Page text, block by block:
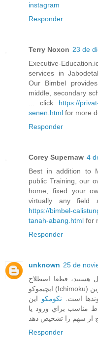
instagram
Responder
Terry Noxon 23 de
Executive-
services in
Our Bimbel
middle, secondary
... click https://
senen.html for more
Responder
Corey Supernaw 4
Best in addition to
public Training, our
home, fixed your
virtually any field
https://bimbel-
tanah-abang.html for
Responder
unknown 25 de
هستيد، قطعا اصطلاح
ايچيموکو (Ichimoku) را شنيده‌ايد. ايچي موکو يکي از کاربردي‌ترين
است. نکومکو اين
مناسب براي ورود يا
Responder